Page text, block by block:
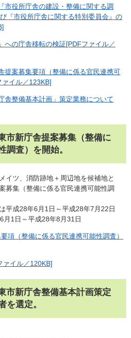
市役所庁舎の建設・整備に関する調
『市役所庁舎に関する特別委員会』の
への庁舎移転の検証[PDFファイル／
提案募集要項（整備に係る官民連携可
イル／123KB]
舎整備基本計画」策定業務について
新庁舎提案募集（整備に
調査）を開始。
イツ、消防跡地＋周辺地を候補地と
募集（整備に係る官民連携可能性調
平成28年6月1日～平成28年7月22日
月1日～平成28年8月31日
項（整備に係る官民連携可能性調査）
ァイル／120KB]
新庁舎整備基本計画策定
を選定。